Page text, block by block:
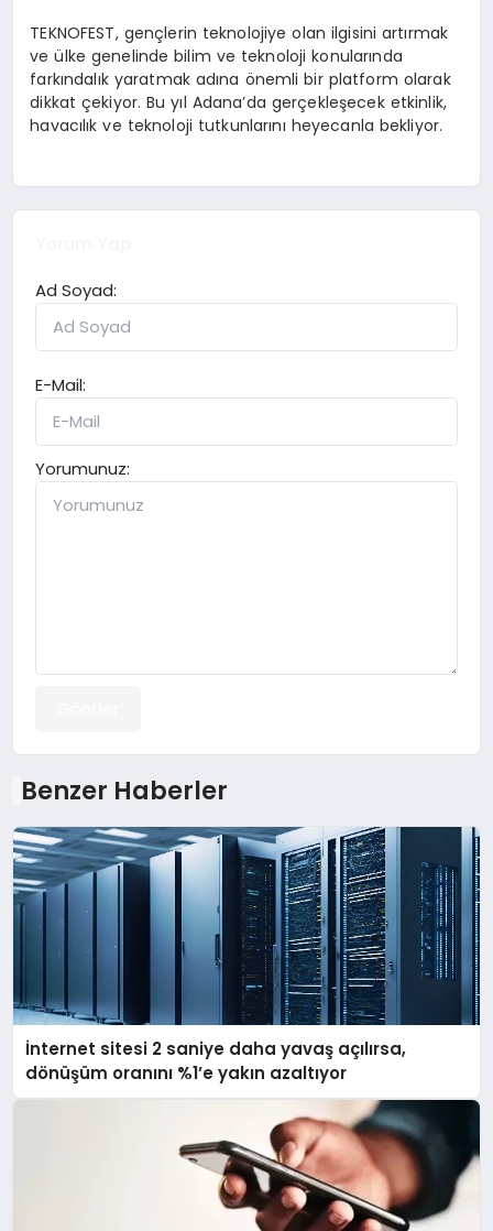
TEKNOFEST, gençlerin teknolojiye olan ilgisini artırmak
ve ülke genelinde bilim ve teknoloji konularında
farkındalık yaratmak adına önemli bir platform olarak
dikkat çekiyor. Bu yıl Adana’da gerçekleşecek etkinlik,
havacılık ve teknoloji tutkunlarını heyecanla bekliyor.
Ad Soyad:
E-Mail:
Yorumunuz:
Benzer Haberler
İnternet sitesi 2 saniye daha yavaş açılırsa,
dönüşüm oranını %1’e yakın azaltıyor